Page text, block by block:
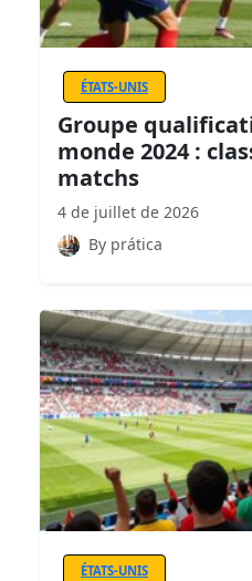
ÉTATS-UNIS
Groupe
monde 2024 :
matchs
4 de juillet de 2026
By prática
ÉTATS-UNIS